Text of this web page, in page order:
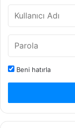
Beni hatırla